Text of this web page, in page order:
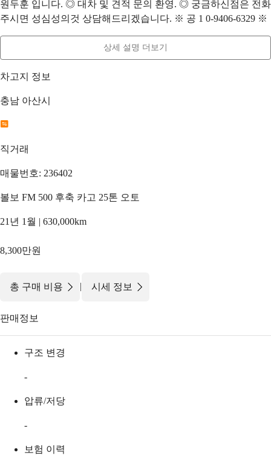
원두훈 입니다. ◎ 대차 및 견적 문의 환영. ◎ 궁금하신점은 전화
주시면 성심성의것 상담해드리겠습니다. ※ 공 1 0-9406-6329 ※
상세 설명 더보기
차고지 정보
충남 아산시
직거래
매물번호: 236402
볼보 FM 500 후축 카고 25톤 오토
21년 1월 | 630,000km
8,300만원
총 구매 비용 | 시세 정보
판매정보
구조 변경
-
압류/저당
-
보험 이력